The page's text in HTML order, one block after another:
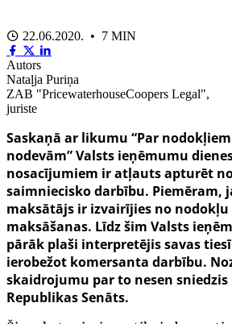
22.06.2020. • 7 MIN
Autors
Nataļja Puriņa
ZAB "PricewaterhouseCoopers Legal",
juriste
Saskaņā ar likumu “Par
nodevām”Valsts ieņēmumu
nosacījumiem ir atļauts apturēt
saimniecisko darbību. Piemēram,
maksātājs ir izvairījies no nodokļu
maksāšanas. Līdz šim Valsts
pārāk plaši interpretējis savas
ierobežot komersanta darbību.
skaidrojumu par to nesen
Republikas Senāts.